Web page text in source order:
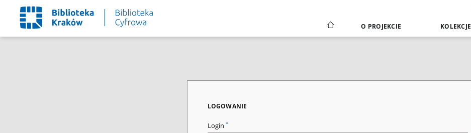
O PROJEKCIE KOLEKCJE
LOGOWANIE
Login *